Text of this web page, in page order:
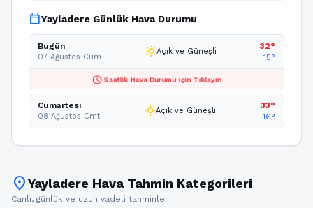
calendar_todayYayladere Günlük Hava Durumu
Bugün
07 Ağustos Cum wb_sunnyAçık ve Güneşli
32°
15°
schedule Saatlik Hava Durumu için Tıklayın
Cumartesi
08 Ağustos Cmt wb_sunnyAçık ve Güneşli
33°
16°
location_onYayladere Hava Tahmin Kategorileri
Canlı, günlük ve uzun vadeli tahminler